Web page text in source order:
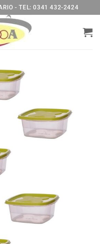
- TEL: 0341 432-2424